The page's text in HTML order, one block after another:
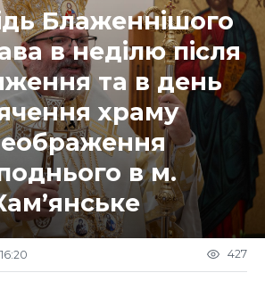
Блаженнішого
в неділю після
та в день
храму
в м.
427